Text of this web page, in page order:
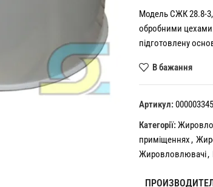
Модель СЖК 28.8-
обробними цехами.
підготовлену
В бажання
Артикул: 000003345
Категорії:
приміщеннях,
Жировловлювачі,